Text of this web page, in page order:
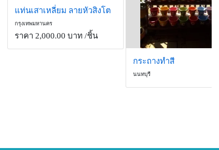
แท่นเสาเหลี่ยม ลายหัวสิงโต
กรุงเทพมหานคร
ราคา 2,000.00 บาท /ชิ้น
กระถางทำสี
นนทบุรี